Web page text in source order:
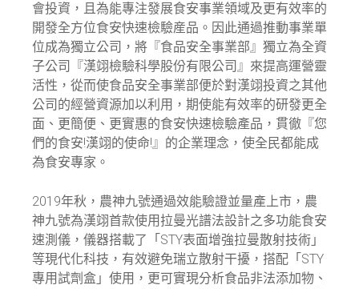
會投資，且為能專注發展食安事業領域及更有效率的
開發全方位食安快速檢驗産品。因此通過推動事業單
位成為獨立公司，將『食品安全事業部』獨立為全資
子公司『漢翊檢驗科學股份有限公司』來提高運營靈
活性，從而使食品安全事業部便於對漢翊投資之其他
公司的經營資源加以利用，期使能有效率的研發更全
面、更簡便、更實惠的食安快速檢驗產品，貫徹『您
們的食安!漢翊的使命!』的企業理念，使全民都能成
為食安專家。
2019年秋，農神九號通過效能驗證並量產上市，農
神九號為漢翊首款使用拉曼光譜法設計之多功能食安
速測儀，儀器搭載了「STY表面增強拉曼散射技術」
等現代化科技，有效避免瑞立散射干擾，搭配「STY
專用試劑盒」使用，更可實現分析食品非法添加物、